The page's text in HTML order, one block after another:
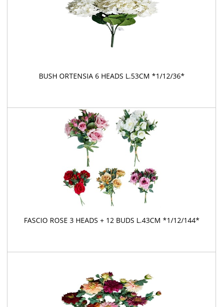
BUSH ORTENSIA 6 HEADS L.53CM *1/12/36*
FASCIO ROSE 3 HEADS + 12 BUDS L.43CM *1/12/144*